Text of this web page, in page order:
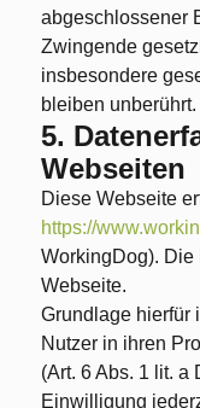
abgeschlossener
Zwingende
insbesondere
bleiben unberührt.
5.
Webseiten
Diese Webseite
https://
WorkingDog). Die
Webseite.
Grundlage hierfür
Nutzer in ihren
(Art. 6 Abs. 1 lit. a
Einwilligung